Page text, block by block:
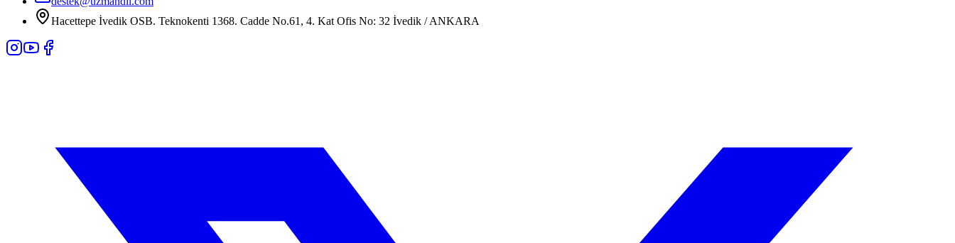
Hacettepe İvedik OSB. Teknokenti 1368. Cadde No.61, 4. Kat Ofis No: 32 İvedik / ANKARA